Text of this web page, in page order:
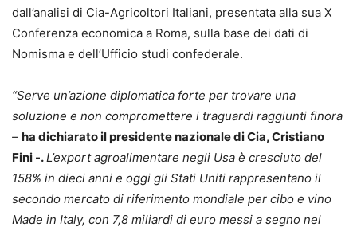
dall’analisi di Cia-Agricoltori Italiani, presentata alla sua X
Conferenza economica a Roma, sulla base dei dati di
Nomisma e dell’Ufficio studi confederale.
“Serve un’azione diplomatica forte per trovare una
soluzione e non compromettere i traguardi raggiunti finora
– ha dichiarato il presidente nazionale di Cia, Cristiano
Fini -.L’export agroalimentare negli Usa è cresciuto del
158% in dieci anni e oggi gli Stati Uniti rappresentano il
secondo mercato di riferimento mondiale per cibo e vino
Made in Italy, con 7,8 miliardi di euro messi a segno nel